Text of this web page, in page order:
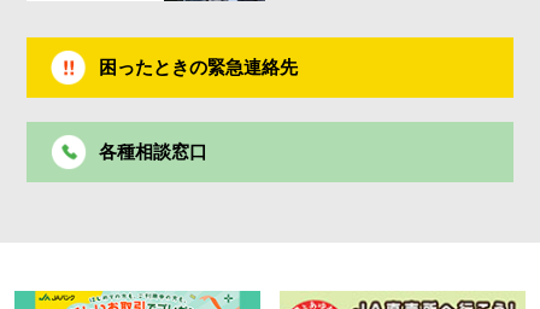
困ったときの緊急連絡先
各種相談窓口